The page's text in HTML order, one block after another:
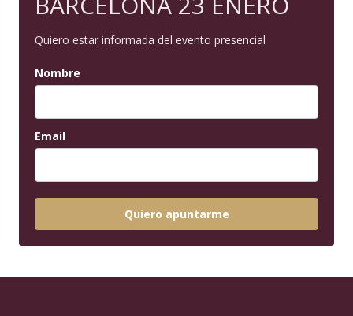
Quiero estar informada del evento presencial
Nombre
Email
Quiero apuntarme